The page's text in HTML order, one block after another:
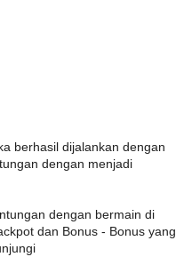
berhasil dijalankan dengan
dengan menjadi
dengan bermain di
dan Bonus - Bonus yang